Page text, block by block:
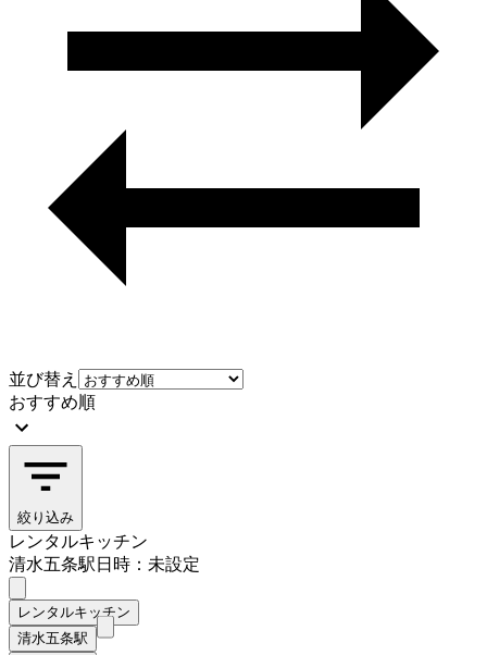
並び替え
おすすめ順
絞り込み
レンタルキッチン
清水五条駅日時：未設定
レンタルキッチン
清水五条駅